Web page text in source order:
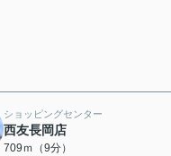
ショッピングセンター
西友長岡店
709ｍ（9分）